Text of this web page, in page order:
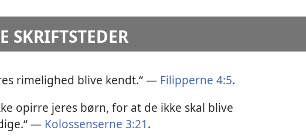
SKRIFTSTEDER
rimelighed blive kendt.“ — Filipperne 4:5.
opirre jeres børn, for at de ikke skal blive
— Kolossenserne 3:21.